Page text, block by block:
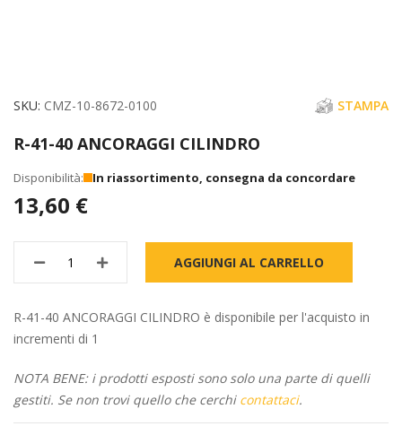
Vai
della
immagini
SKU CMZ-10-8672-0100 STAMPA
R-41-40 ANCORAGGI CILINDRO
In riassortimento, consegna da concordare
13,60 €
AGGIUNGI AL CARRELLO
R-41-40 ANCORAGGI CILINDRO è disponibile per l'acquisto in
incrementi di 1
NOTA BENE: i prodotti esposti sono solo una parte di quelli
gestiti. Se non trovi quello che cerchi contattaci.